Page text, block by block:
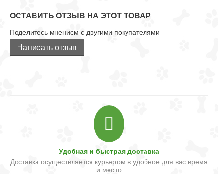
ОСТАВИТЬ ОТЗЫВ НА ЭТОТ ТОВАР
Поделитесь мнением с другими покупателями
Написать отзыв
Удобная и быстрая доставка
Доставка осуществляется курьером в удобное для вас время
и место